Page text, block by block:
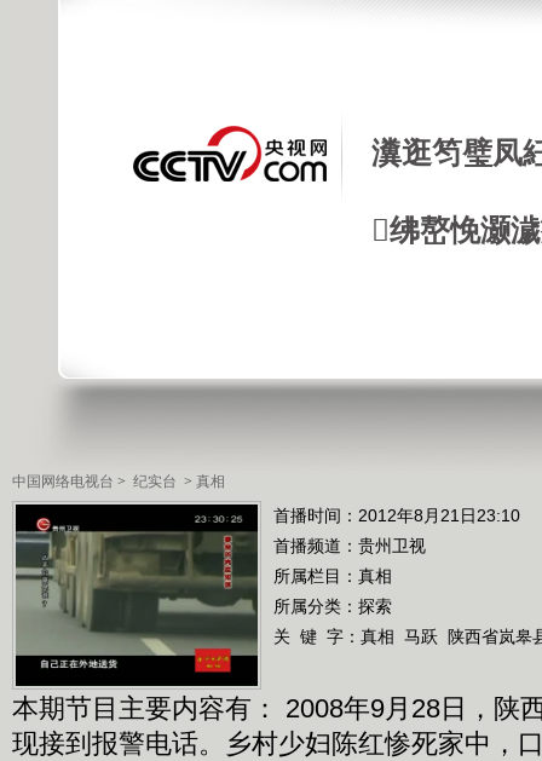
瀵逛笉璧凤
绋嶅悗灏
中国网络电视台 > 纪实台 > 真相
首播时间：2012年8月21日23:10
首播频道： 贵州卫视
所属栏目： 真相
所属分类：探索
关 键 字： 真相 马跃 陕西省岚皋
本期节目主要内容有： 2008年9月28日，陕
现接到报警电话。乡村少妇陈红惨死家中，